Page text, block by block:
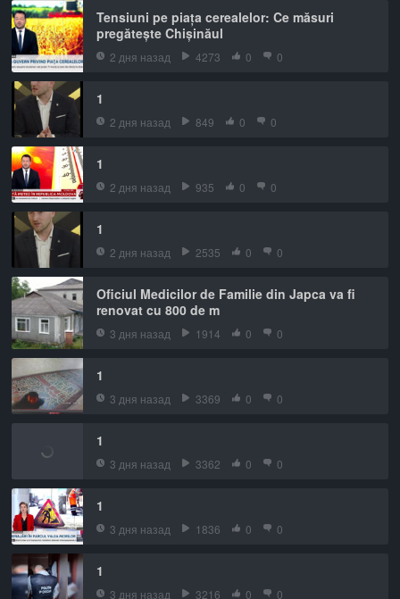
Tensiuni pe piața cerealelor: Ce măsuri
pregătește Chișinăul
2 дня назад 4273 0 0
1
2 дня назад 849 0 0
1
2 дня назад 935 0 0
1
2 дня назад 2535 0 0
Oficiul Medicilor de Familie din Japca va fi
renovat cu 800 de m
3 дня назад 1914 0 0
1
3 дня назад 3369 0 0
1
3 дня назад 3362 0 0
1
3 дня назад 1836 0 0
1
3 дня назад 3216 0 0